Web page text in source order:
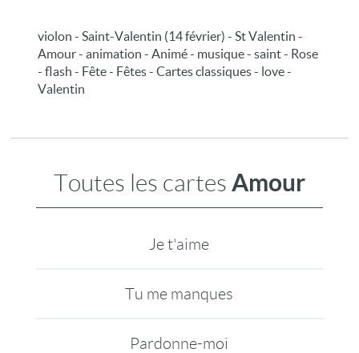
violon - Saint-Valentin (14 février) - St Valentin -
Amour - animation - Animé - musique - saint - Rose
- flash - Fête - Fêtes - Cartes classiques - love -
Valentin
Toutes les cartes Amour
Je t'aime
Tu me manques
Pardonne-moi